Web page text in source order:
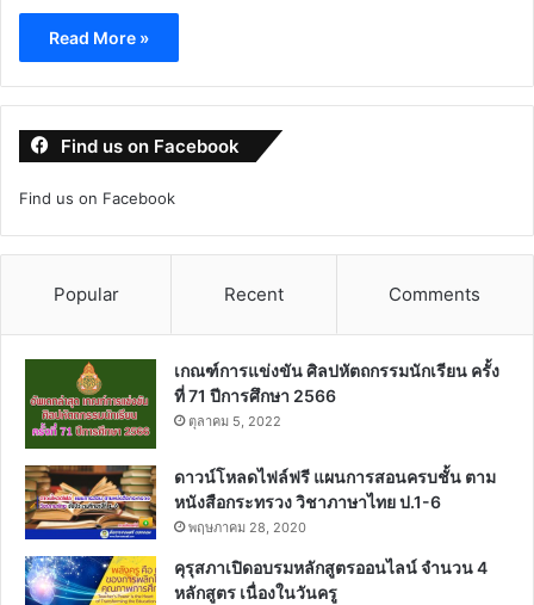
Read More »
Find us on Facebook
Find us on Facebook
Popular Recent Comments
เกณฑ์การแข่งขัน ศิลปหัตถกรรมนักเรียน ครั้ง
ที่ 71 ปีการศึกษา 2566
ตุลาคม 5, 2022
ดาวน์โหลดไฟล์ฟรี แผนการสอนครบชั้น ตาม
หนังสือกระทรวง วิชาภาษาไทย ป.1-6
พฤษภาคม 28, 2020
คุรุสภาเปิดอบรมหลักสูตรออนไลน์ จำนวน 4
หลักสูตร เนื่องในวันครู